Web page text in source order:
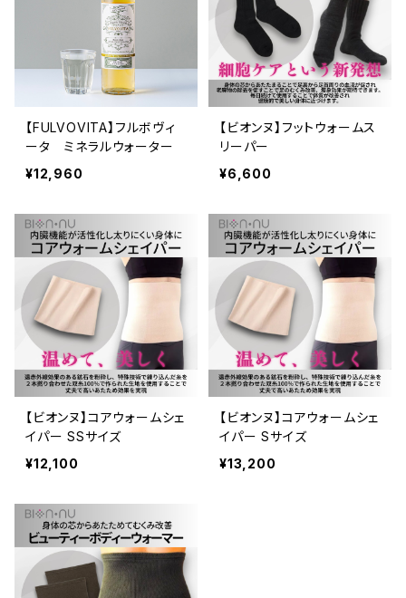
【FULVOVITA】フルボヴィ
ータ ミネラルウォーター
¥12,960
【ビオンヌ】フットウォームス
リーパー
¥6,600
【ビオンヌ】コアウォームシェ
イパー SSサイズ
¥12,100
【ビオンヌ】コアウォームシェ
イパー Sサイズ
¥13,200